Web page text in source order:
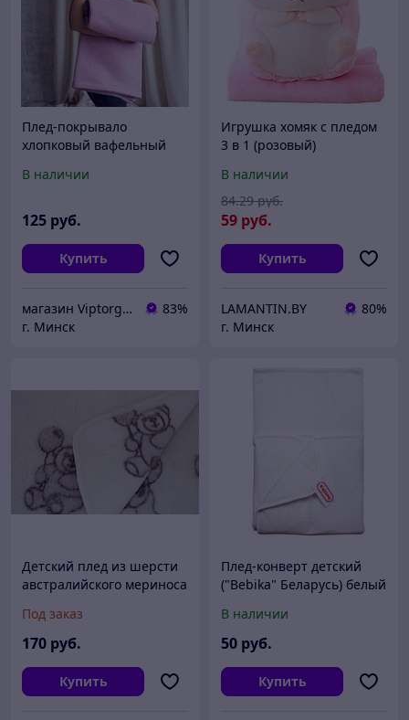
Плед-покрывало
хлопковый вафельный
В наличии
125 руб.
Купить
магазин Viptorg.by
83%
г. Минск
Игрушка хомяк с пледом
3 в 1 (розовый)
В наличии
59 руб.
84.29 руб.
Купить
LAMANTIN.BY
80%
г. Минск
Детский плед из шерсти
австралийского мериноса
100х140
Под заказ
170 руб.
Купить
Плед-конверт детский
("Bebika" Беларусь) белый
В наличии
50 руб.
Купить